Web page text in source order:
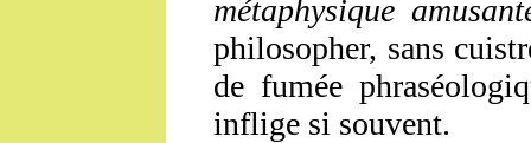
métaphysique
philosopher, sans
de fumée
inflige si souvent.